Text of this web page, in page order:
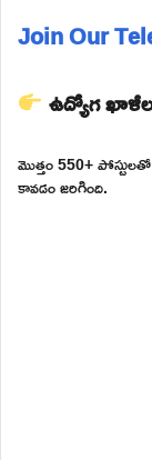
Join Our
ఉద్యోగ
మొత్తం 550+
కావడం జరిగింది.